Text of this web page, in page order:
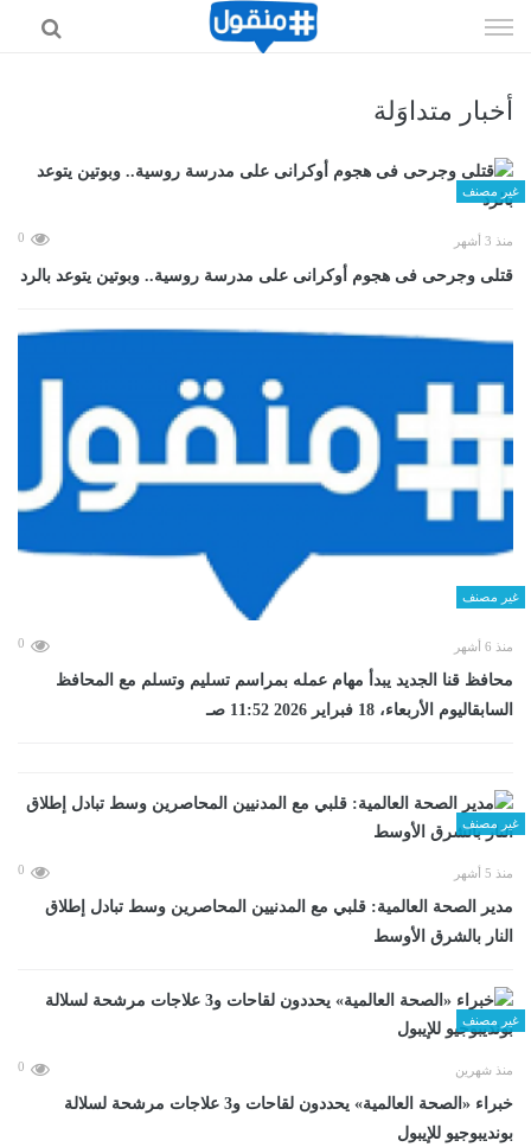
الى
أخبار متداوَلة
غير مصنف
منذ 3 أشهر 0
قتلى وجرحى فى هجوم أوكرانى على مدرسة روسية.. وبوتين يتوعد بالرد
غير مصنف
منذ 6 أشهر 0
محافظ قنا الجديد يبدأ مهام عمله بمراسم تسليم وتسلم مع المحافظ
السابقاليوم الأربعاء، 18 فبراير 2026 11:52 صـ
غير مصنف
منذ 5 أشهر 0
مدير الصحة العالمية: قلبي مع المدنيين المحاصرين وسط تبادل إطلاق
النار بالشرق الأوسط
غير مصنف
منذ شهرين 0
خبراء «الصحة العالمية» يحددون لقاحات و3 علاجات مرشحة لسلالة
بونديبوجيو للإيبول